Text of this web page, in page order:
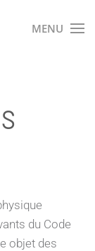
MENU
du Code
objet des